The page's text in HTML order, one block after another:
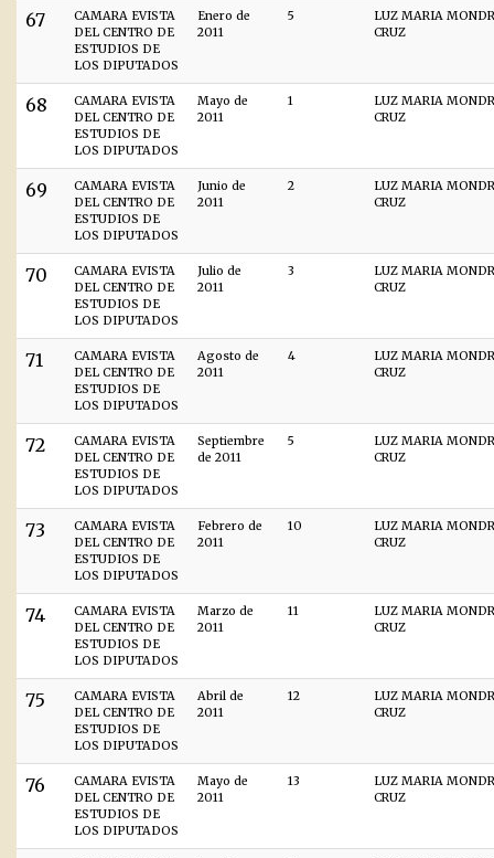
67
CAMARA EVISTA
DEL CENTRO DE
ESTUDIOS DE
LOS DIPUTADOS
Enero de
2011
5
LUZ MARIA
CRUZ
68
CAMARA EVISTA
DEL CENTRO DE
ESTUDIOS DE
LOS DIPUTADOS
Mayo de
2011
1
LUZ MARIA
CRUZ
69
CAMARA EVISTA
DEL CENTRO DE
ESTUDIOS DE
LOS DIPUTADOS
Junio de
2011
2
LUZ MARIA
CRUZ
70
CAMARA EVISTA
DEL CENTRO DE
ESTUDIOS DE
LOS DIPUTADOS
Julio de
2011
3
LUZ MARIA
CRUZ
71
CAMARA EVISTA
DEL CENTRO DE
ESTUDIOS DE
LOS DIPUTADOS
Agosto de
2011
4
LUZ MARIA
CRUZ
72
CAMARA EVISTA
DEL CENTRO DE
ESTUDIOS DE
LOS DIPUTADOS
Septiembre
de 2011
5
LUZ MARIA
CRUZ
73
CAMARA EVISTA
DEL CENTRO DE
ESTUDIOS DE
LOS DIPUTADOS
Febrero de
2011
10
LUZ MARIA
CRUZ
74
CAMARA EVISTA
DEL CENTRO DE
ESTUDIOS DE
LOS DIPUTADOS
Marzo de
2011
11
LUZ MARIA
CRUZ
75
CAMARA EVISTA
DEL CENTRO DE
ESTUDIOS DE
LOS DIPUTADOS
Abril de
2011
12
LUZ MARIA
CRUZ
76
CAMARA EVISTA
DEL CENTRO DE
ESTUDIOS DE
LOS DIPUTADOS
Mayo de
2011
13
LUZ MARIA
CRUZ